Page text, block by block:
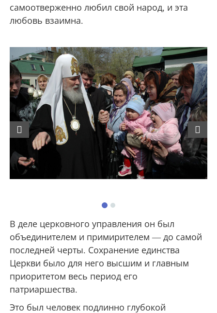
самоотверженно любил свой народ, и эта
любовь взаимна.
Previous Next
В деле церковного управления он был
объединителем и примирителем — до самой
последней черты. Сохранение единства
Церкви было для него высшим и главным
приоритетом весь период его
патриаршества.
Это был человек подлинно глубокой